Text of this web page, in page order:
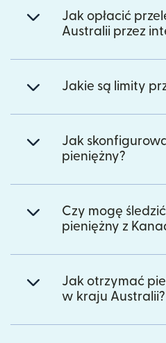
Jak opłacić
Australii przez
Jakie są limity
Jak
pieniężny?
Czy mogę
pieniężny z
Jak otrzymać
w kraju Australii?